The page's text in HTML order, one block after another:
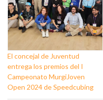
El concejal de Juventud
entrega los premios del I
Campeonato MurgiJoven
Open 2024 de Speedcubing